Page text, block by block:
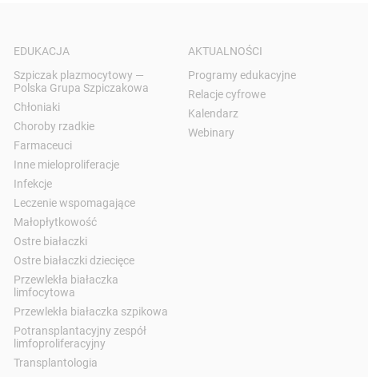
EDUKACJA
Szpiczak plazmocytowy —
Polska Grupa Szpiczakowa
Chłoniaki
Choroby rzadkie
Farmaceuci
Inne mieloproliferacje
Infekcje
Leczenie wspomagające
Małopłytkowość
Ostre białaczki
Ostre białaczki dziecięce
Przewlekła białaczka
limfocytowa
Przewlekła białaczka szpikowa
Potransplantacyjny zespół
limfoproliferacyjny
Transplantologia
AKTUALNOŚCI
Programy edukacyjne
Relacje cyfrowe
Kalendarz
Webinary